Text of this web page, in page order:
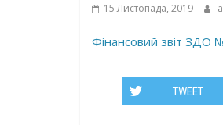
15 Листопада, 2019
Фінансовий звіт ЗДО
TWEET